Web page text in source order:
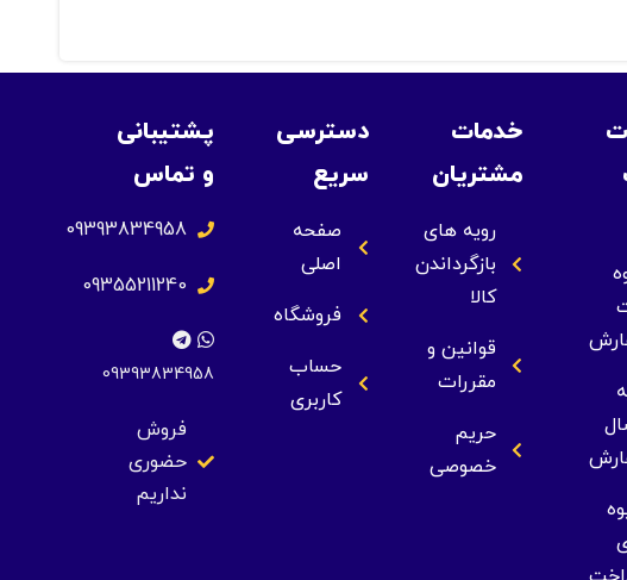
خدمات
مشتریان
رویه های
بازگرداندن
کالا
قوانین و
مقررات
حریم
خصوصی
دسترسی
سریع
صفحه
اصلی
فروشگاه
حساب
کاربری
پشتیبانی
و تماس
09393834958
09355211240
09393834958
فروش
حضوری
نداریم